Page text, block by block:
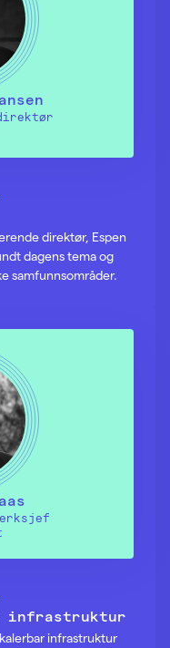
direktør, Espen
dagens tema og
samfunnsområder.
infrastruktur
infrastruktur